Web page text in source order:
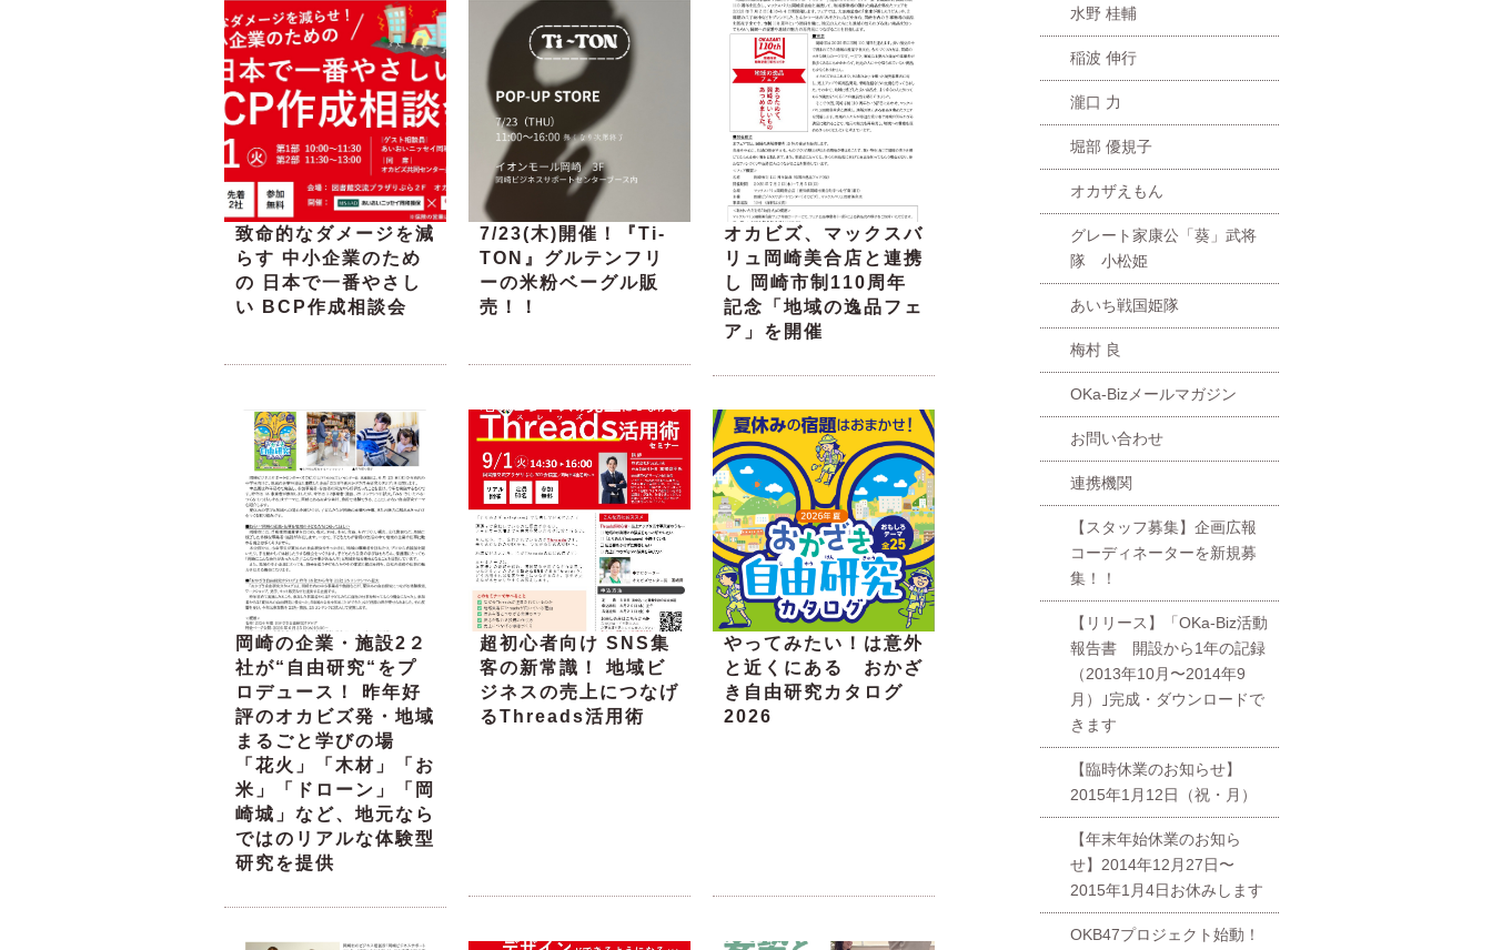
致命的なダメージを減
らす 中小企業のため
の 日本で一番やさし
い BCP作成相談会
7/23(木)開催！『Ti-
TON』グルテンフリ
ーの米粉ベーグル販
売！！
オカビズ、マックスバ
リュ岡崎美合店と連携
し 岡崎市制110周年
記念「地域の逸品フェ
ア」を開催
岡崎の企業・施設2２
社が“自由研究“をプ
ロデュース！ 昨年好
評のオカビズ発・地域
まるごと学びの場
「花火」「木材」「お
米」「ドローン」「岡
崎城」など、地元なら
ではのリアルな体験型
研究を提供
超初心者向け SNS集
客の新常識！ 地域ビ
ジネスの売上につなげ
るThreads活用術
やってみたい！は意外
と近くにある おかざ
き自由研究カタログ
2026
水野 桂輔
稲波 伸行
瀧口 力
堀部 優規子
オカザえもん
グレート家康公「葵」武将
隊 小松姫
あいち戦国姫隊
梅村 良
OKa-Bizメールマガジン
お問い合わせ
連携機関
【スタッフ募集】企画広報
コーディネーターを新規募
集！！
【リリース】「OKa-Biz活動
報告書 開設から1年の記録
（2013年10月〜2014年9
月）｣完成・ダウンロードで
きます
【臨時休業のお知らせ】
2015年1月12日（祝・月）
【年末年始休業のお知ら
せ】2014年12月27日〜
2015年1月4日お休みします
OKB47プロジェクト始動！